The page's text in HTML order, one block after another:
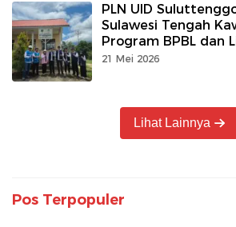
PLN UID
Sulawesi Tengah
Program BPBL dan
Wilayah PLN UP3
21 Mei 2026
Lihat Lainnya
Pos Terpopuler